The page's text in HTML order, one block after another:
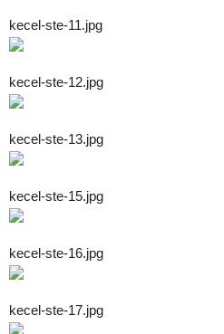
kecel-ste-11.jpg
kecel-ste-12.jpg
kecel-ste-13.jpg
kecel-ste-15.jpg
kecel-ste-16.jpg
kecel-ste-17.jpg